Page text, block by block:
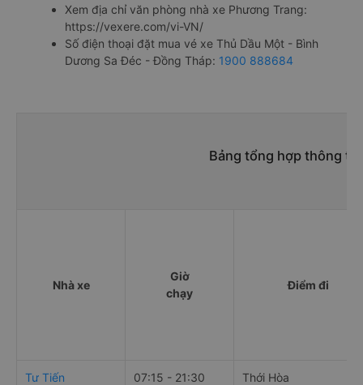
Xem địa chỉ văn phòng nhà xe Phương Trang:
https://vexere.com/vi-VN/
Số điện thoại đặt mua vé xe Thủ Dầu Một - Bình
Dương Sa Đéc - Đồng Tháp: 1900 888684
Bảng tổng hợp thông
Nhà xe
Giờ
chạy
Điểm đi
Tư Tiến 07:15 - 21:30 Thới Hòa